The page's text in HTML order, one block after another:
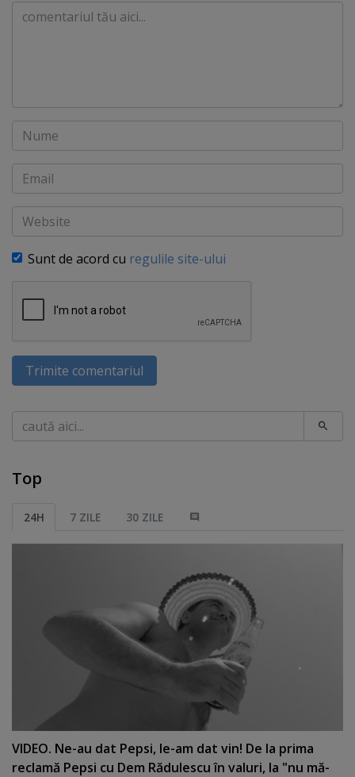
Comentariu
Nume
Email
Website
Sunt de acord cu regulile site-ului
Trimite comentariul
Caută
Top
24H 7 ZILE 30 ZILE
VIDEO. Ne-au dat Pepsi, le-am dat vin! De la prima
reclamă Pepsi cu Dem Rădulescu în valuri, la "nu mă-